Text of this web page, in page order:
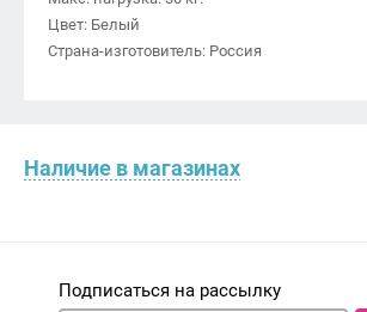
Цвет: Белый
Страна-изготовитель: Россия
Наличие в магазинах
Подписаться на рассылку